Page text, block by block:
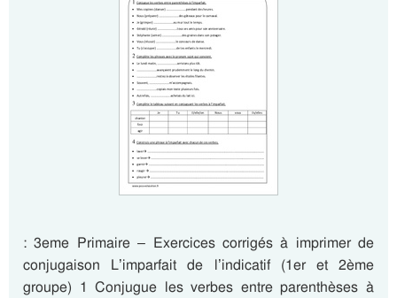
: 3eme Primaire – Exercices corrigés à imprimer de
conjugaison L’imparfait de l’indicatif (1er et 2ème
groupe) 1 Conjugue les verbes entre parenthèses à